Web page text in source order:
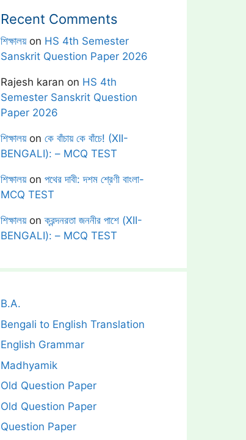
Recent Comments
শিক্ষালয়on HS 4th Semester
Sanskrit Question Paper 2026
Rajesh karan on HS 4th
Semester Sanskrit Question
Paper 2026
শিক্ষালয়on কে বাঁচায় কে বাঁচে! (XII-
BENGALI): – MCQ TEST
শিক্ষালয়on পথের দাবী: দশম শ্রেণী বাংলা-
MCQ TEST
শিক্ষালয়onক্রন্দনরতা জননীর পাশে (XII-
BENGALI): – MCQ TEST
B.A.
Bengali to English Translation
English Grammar
Madhyamik
Old Question Paper
Old Question Paper
Question Paper